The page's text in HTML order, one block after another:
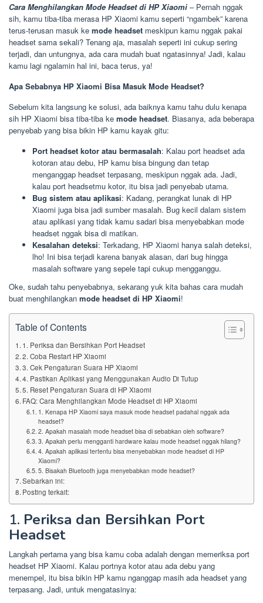
Cara Menghilangkan Mode Headset di HP Xiaomi – Pernah nggak
sih, kamu tiba-tiba merasa HP Xiaomi kamu seperti “ngambek” karena
terus-terusan masuk ke mode headset meskipun kamu nggak pakai
headset sama sekali? Tenang aja, masalah seperti ini cukup sering
terjadi, dan untungnya, ada cara mudah buat ngatasinnya! Jadi, kalau
kamu lagi ngalamin hal ini, baca terus, ya!
Apa Sebabnya HP Xiaomi Bisa Masuk Mode Headset?
Sebelum kita langsung ke solusi, ada baiknya kamu tahu dulu kenapa
sih HP Xiaomi bisa tiba-tiba ke mode headset. Biasanya, ada beberapa
penyebab yang bisa bikin HP kamu kayak gitu:
Port headset kotor atau bermasalah: Kalau port headset ada
kotoran atau debu, HP kamu bisa bingung dan tetap
menganggap headset terpasang, meskipun nggak ada. Jadi,
kalau port headsetmu kotor, itu bisa jadi penyebab utama.
Bug sistem atau aplikasi: Kadang, perangkat lunak di HP
Xiaomi juga bisa jadi sumber masalah. Bug kecil dalam sistem
atau aplikasi yang tidak kamu sadari bisa menyebabkan mode
headset nggak bisa di matikan.
Kesalahan deteksi: Terkadang, HP Xiaomi hanya salah deteksi,
lho! Ini bisa terjadi karena banyak alasan, dari bug hingga
masalah software yang sepele tapi cukup mengganggu.
Oke, sudah tahu penyebabnya, sekarang yuk kita bahas cara mudah
buat menghilangkan mode headset di HP Xiaomi!
Table of Contents
1. Periksa dan Bersihkan Port Headset
2. Coba Restart HP Xiaomi
3. Cek Pengaturan Suara HP Xiaomi
4. Pastikan Aplikasi yang Menggunakan Audio Di Tutup
5. Reset Pengaturan Suara di HP Xiaomi
FAQ: Cara Menghilangkan Mode Headset di HP Xiaomi
1. Kenapa HP Xiaomi saya masuk mode headset padahal nggak ada
headset?
2. Apakah masalah mode headset bisa di sebabkan oleh software?
3. Apakah perlu mengganti hardware kalau mode headset nggak hilang?
4. Apakah aplikasi tertentu bisa menyebabkan mode headset di HP
Xiaomi?
5. Bisakah Bluetooth juga menyebabkan mode headset?
Sebarkan ini:
Posting terkait:
1. Periksa dan Bersihkan Port
Headset
Langkah pertama yang bisa kamu coba adalah dengan memeriksa port
headset HP Xiaomi. Kalau portnya kotor atau ada debu yang
menempel, itu bisa bikin HP kamu nganggap masih ada headset yang
terpasang. Jadi, untuk mengatasinya: